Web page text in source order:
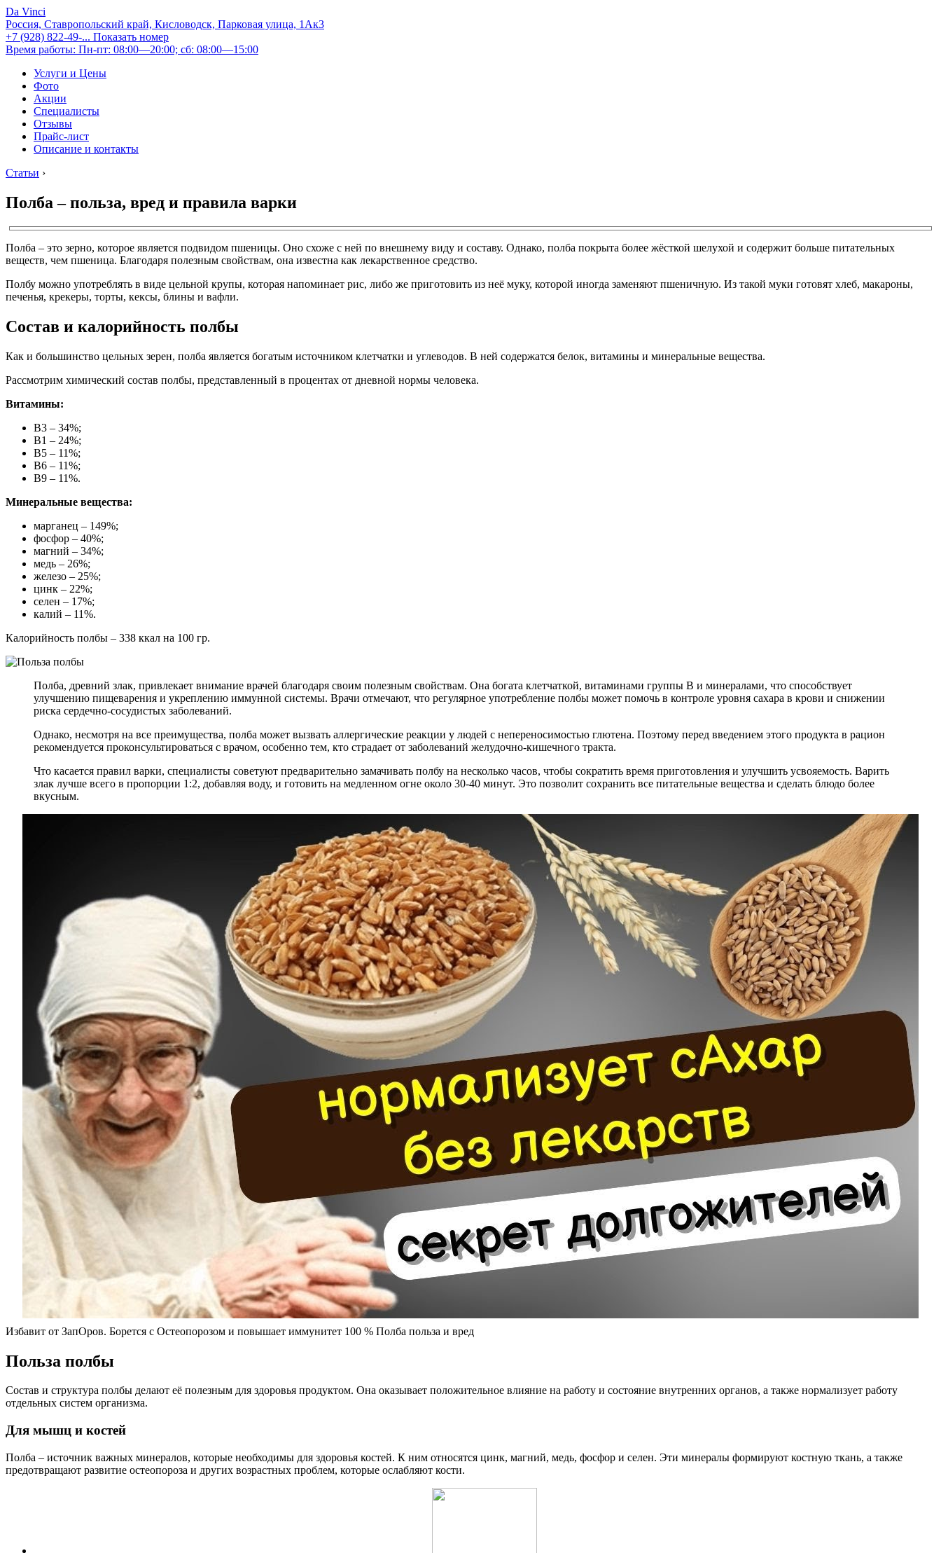
Da Vinci
Россия, Ставропольский край, Кисловодск, Парковая улица, 1Ак3
+7 (928) 822-49-... Показать номер
Время работы: Пн-пт: 08:00—20:00; сб: 08:00—15:00
Услуги и Цены
Фото
Акции
Специалисты
Отзывы
Прайс-лист
Описание и контакты
Статьи ›
Полба – польза, вред и правила варки
Полба – это зерно, которое является подвидом пшеницы. Оно схоже с ней по внешнему виду и составу. Однако, полба покрыта более жёсткой шелухой и содержит больше питательных
веществ, чем пшеница. Благодаря полезным свойствам, она известна как лекарственное средство.
Полбу можно употреблять в виде цельной крупы, которая напоминает рис, либо же приготовить из неё муку, которой иногда заменяют пшеничную. Из такой муки готовят хлеб, макароны,
печенья, крекеры, торты, кексы, блины и вафли.
Состав и калорийность полбы
Как и большинство цельных зерен, полба является богатым источником клетчатки и углеводов. В ней содержатся белок, витамины и минеральные вещества.
Рассмотрим химический состав полбы, представленный в процентах от дневной нормы человека.
Витамины:
В3 – 34%;
В1 – 24%;
В5 – 11%;
В6 – 11%;
В9 – 11%.
Минеральные вещества:
марганец – 149%;
фосфор – 40%;
магний – 34%;
медь – 26%;
железо – 25%;
цинк – 22%;
селен – 17%;
калий – 11%.
Калорийность полбы – 338 ккал на 100 гр.
Полба, древний злак, привлекает внимание врачей благодаря своим полезным свойствам. Она богата клетчаткой, витаминами группы B и минералами, что способствует
улучшению пищеварения и укреплению иммунной системы. Врачи отмечают, что регулярное употребление полбы может помочь в контроле уровня сахара в крови и снижении
риска сердечно-сосудистых заболеваний.
Однако, несмотря на все преимущества, полба может вызвать аллергические реакции у людей с непереносимостью глютена. Поэтому перед введением этого продукта в рацион
рекомендуется проконсультироваться с врачом, особенно тем, кто страдает от заболеваний желудочно-кишечного тракта.
Что касается правил варки, специалисты советуют предварительно замачивать полбу на несколько часов, чтобы сократить время приготовления и улучшить усвояемость. Варить
злак лучше всего в пропорции 1:2, добавляя воду, и готовить на медленном огне около 30-40 минут. Это позволит сохранить все питательные вещества и сделать блюдо более
вкусным.
Избавит от ЗапОров. Борется с Остеопорозом и повышает иммунитет 100 % Полба польза и вред
Польза полбы
Состав и структура полбы делают её полезным для здоровья продуктом. Она оказывает положительное влияние на работу и состояние внутренних органов, а также нормализует работу
отдельных систем организма.
Для мышц и костей
Полба – источник важных минералов, которые необходимы для здоровья костей. К ним относятся цинк, магний, медь, фосфор и селен. Эти минералы формируют костную ткань, а также
предотвращают развитие остеопороза и других возрастных проблем, которые ослабляют кости.